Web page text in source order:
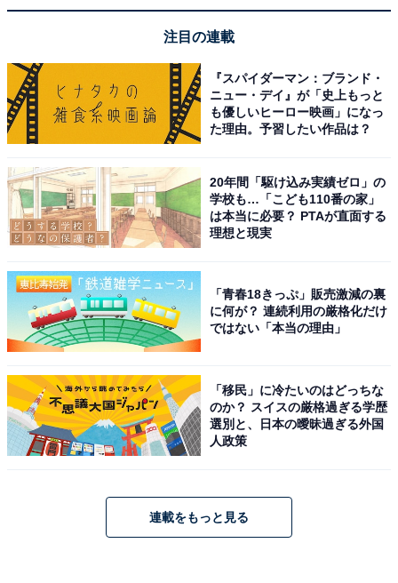
注目の連載
『スパイダーマン：ブランド・
ニュー・デイ』が「史上もっと
も優しいヒーロー映画」になっ
た理由。予習したい作品は？
20年間「駆け込み実績ゼロ」の
学校も…「こども110番の家」
は本当に必要？ PTAが直面する
理想と現実
「青春18きっぷ」販売激減の裏
に何が？ 連続利用の厳格化だけ
ではない「本当の理由」
「移民」に冷たいのはどっちな
のか？ スイスの厳格過ぎる学歴
選別と、日本の曖昧過ぎる外国
人政策
連載をもっと見る